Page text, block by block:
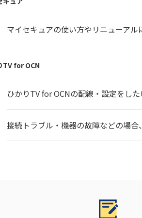
マイセキュアの使い方やリニューアル
TV for OCN
ひかりTV for OCNの配線・設定をした
接続トラブル・機器の故障などの場